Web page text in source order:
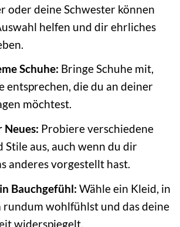
oder deine Schwester können
helfen und dir ehrliches
Schuhe: Bringe Schuhe mit,
entsprechen, die du an deiner
möchtest.
Neues: Probiere verschiedene
Stile aus, auch wenn du dir
anderes vorgestellt hast.
Bauchgefühl: Wähle ein Kleid, in
rundum wohlfühlst und das deine
widerspiegelt.